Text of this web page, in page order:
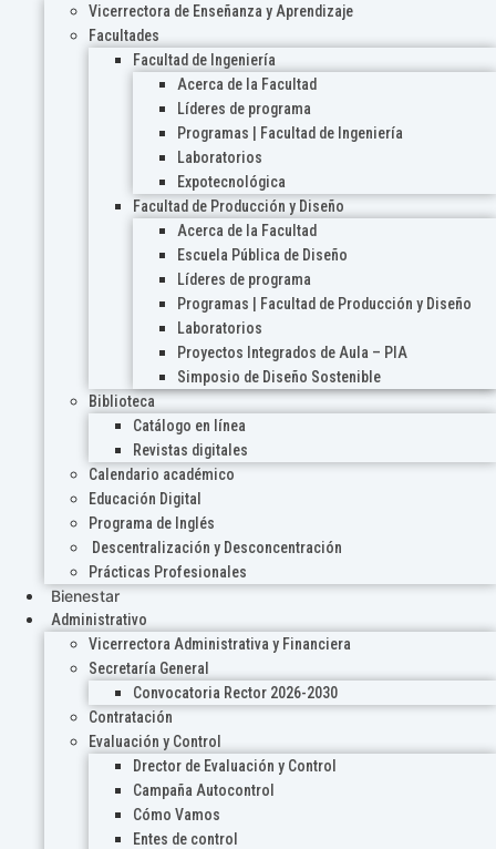
Vicerrectora de Enseñanza y Aprendizaje
Facultades
Facultad de Ingeniería
Acerca de la Facultad
Líderes de programa
Programas | Facultad de Ingeniería
Laboratorios
Expotecnológica
Facultad de Producción y Diseño
Acerca de la Facultad
Escuela Pública de Diseño
Líderes de programa
Programas | Facultad de Producción y Diseño
Laboratorios
Proyectos Integrados de Aula – PIA
Simposio de Diseño Sostenible
Biblioteca
Catálogo en línea
Revistas digitales
Calendario académico
Educación Digital
Programa de Inglés
Descentralización y Desconcentración
Prácticas Profesionales
Bienestar
Administrativo
Vicerrectora Administrativa y Financiera
Secretaría General
Convocatoria Rector 2026-2030
Contratación
Evaluación y Control
Drector de Evaluación y Control
Campaña Autocontrol
Cómo Vamos
Entes de control